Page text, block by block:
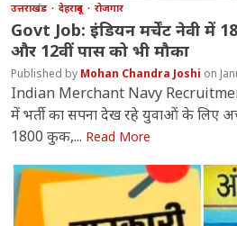
उत्तराखंड देहरादून रोजगार
Govt Job: इंडियन मर्चेंट नेवी में
और 12वीं पास को भी मौका
Mohan Chandra Joshi
Indian Merchant Navy
में भर्ती का सपना देख रहे युवाओं के लिए
1800 कुक,... Read More